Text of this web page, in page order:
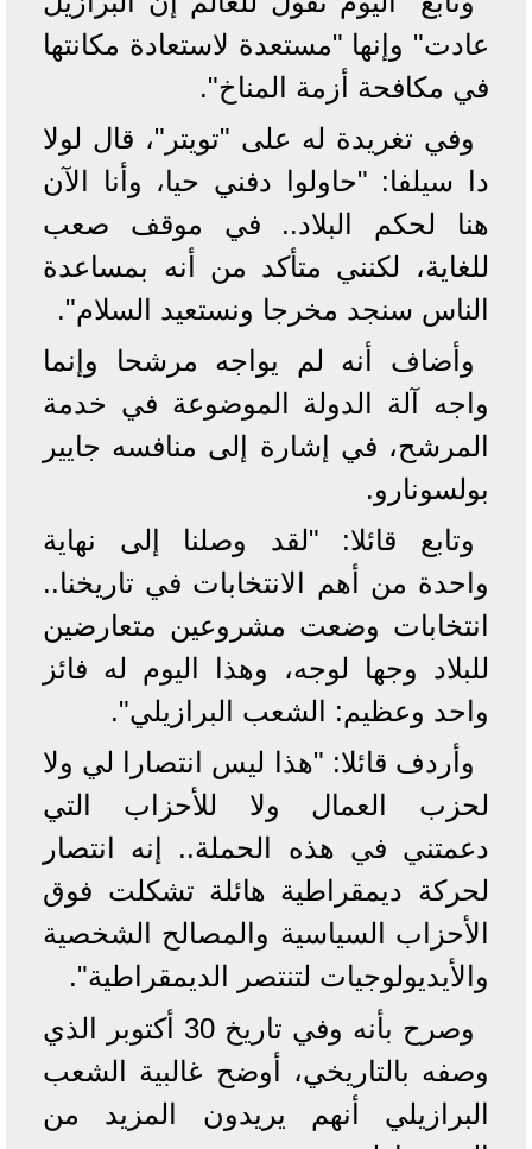
عادت" وإنها "مستعدة لاستعادة مكانتها
في مكافحة أزمة المناخ".
وفي تغريدة له على "تويتر"، قال لولا
دا سيلفا: "حاولوا دفني حيا، وأنا الآن
هنا لحكم البلاد.. في موقف صعب
للغاية، لكنني متأكد من أنه بمساعدة
الناس سنجد مخرجا ونستعيد السلام".
وأضاف أنه لم يواجه مرشحا وإنما
واجه آلة الدولة الموضوعة في خدمة
المرشح، في إشارة إلى منافسه جايير
بولسونارو.
وتابع قائلا: "لقد وصلنا إلى نهاية
واحدة من أهم الانتخابات في تاريخنا..
انتخابات وضعت مشروعين متعارضين
للبلاد وجها لوجه، وهذا اليوم له فائز
واحد وعظيم: الشعب البرازيلي".
وأردف قائلا: "هذا ليس انتصارا لي ولا
لحزب العمال ولا للأحزاب التي
دعمتني في هذه الحملة.. إنه انتصار
لحركة ديمقراطية هائلة تشكلت فوق
الأحزاب السياسية والمصالح الشخصية
والأيديولوجيات لتنتصر الديمقراطية".
وصرح بأنه وفي تاريخ 30 أكتوبر الذي
وصفه بالتاريخي، أوضح غالبية الشعب
البرازيلي أنهم يريدون المزيد من